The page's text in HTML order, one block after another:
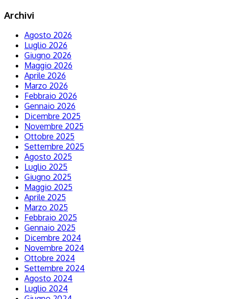
Archivi
Agosto 2026
Luglio 2026
Giugno 2026
Maggio 2026
Aprile 2026
Marzo 2026
Febbraio 2026
Gennaio 2026
Dicembre 2025
Novembre 2025
Ottobre 2025
Settembre 2025
Agosto 2025
Luglio 2025
Giugno 2025
Maggio 2025
Aprile 2025
Marzo 2025
Febbraio 2025
Gennaio 2025
Dicembre 2024
Novembre 2024
Ottobre 2024
Settembre 2024
Agosto 2024
Luglio 2024